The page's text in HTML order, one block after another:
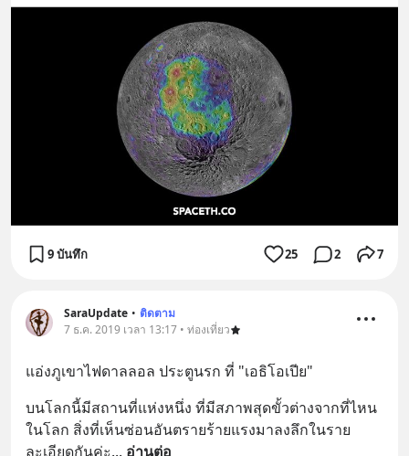
9 บันทึก 25 2 7
SaraUpdate • ติดตาม
7 ธ.ค. 2019 เวลา 13:17 • ท่องเที่ยว
แอ่งภูเขาไฟดาลลอล ประตูนรก ที่ "เอธิโอเปีย"
บนโลกนี้มีสถานที่แห่งหนึ่ง ที่มีสภาพสุดขั้วต่างจากที่ไหน
ในโลก สิ่งที่เห็นซ่อนอันตรายร้ายแรงมาลงลึกในราย
ละเอียดกันค่ะ... อ่านต่อ